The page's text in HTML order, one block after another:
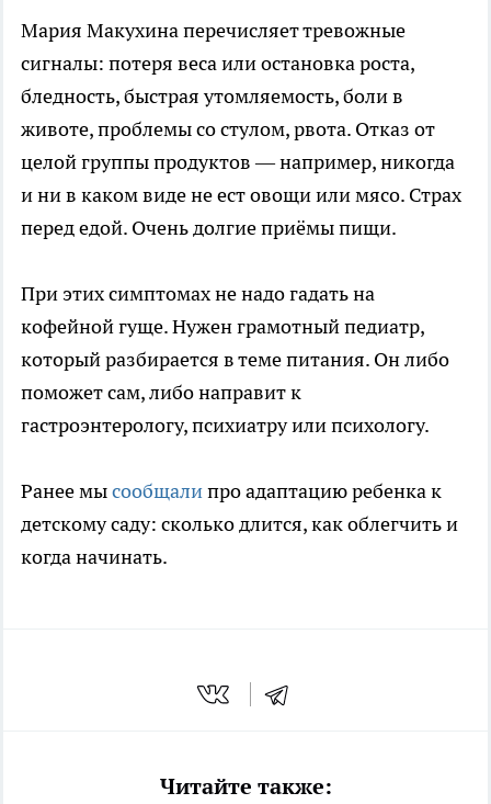
Мария Макухина перечисляет тревожные
сигналы: потеря веса или остановка роста,
бледность, быстрая утомляемость, боли в
животе, проблемы со стулом, рвота. Отказ от
целой группы продуктов — например, никогда
и ни в каком виде не ест овощи или мясо. Страх
перед едой. Очень долгие приёмы пищи.
При этих симптомах не надо гадать на
кофейной гуще. Нужен грамотный педиатр,
который разбирается в теме питания. Он либо
поможет сам, либо направит к
гастроэнтерологу, психиатру или психологу.
Ранее мысообщалипро адаптацию ребенка к
детскому саду: сколько длится, как облегчить и
когда начинать.
Читайте также: